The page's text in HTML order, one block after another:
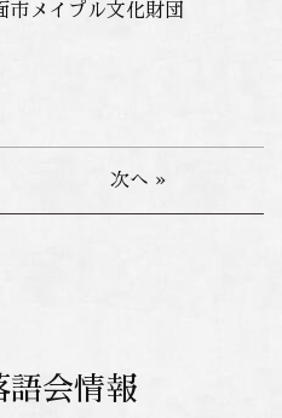
市メイプル文化財団
次へ »
語会情報